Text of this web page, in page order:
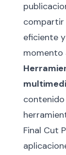
compartir
eficiente
momento
Final Cut